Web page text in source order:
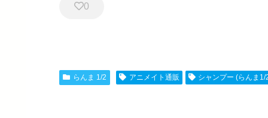
0
らんま 1/2 アニメイト通販 シャンプー (らんま1/